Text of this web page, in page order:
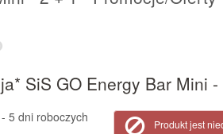
SiS GO Energy Bar Mini -
5 dni roboczych Produkt jest